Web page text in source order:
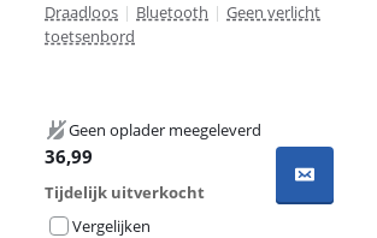
Draadloos | Bluetooth | Geen verlicht
toetsenbord
Geen oplader meegeleverd
36,99
Tijdelijk uitverkocht
Vergelijken